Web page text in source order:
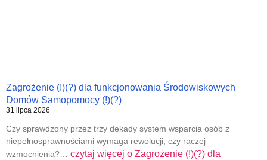
Zagrożenie (!)(?) dla funkcjonowania Środowiskowych
Domów Samopomocy (!)(?)
31 lipca 2026
Czy sprawdzony przez trzy dekady system wsparcia osób z
niepełnosprawnościami wymaga rewolucji, czy raczej
wzmocnienia?… czytaj więcej o Zagrożenie (!)(?) dla